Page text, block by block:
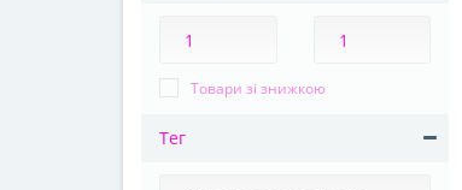
Товари зі знижкою
Тег